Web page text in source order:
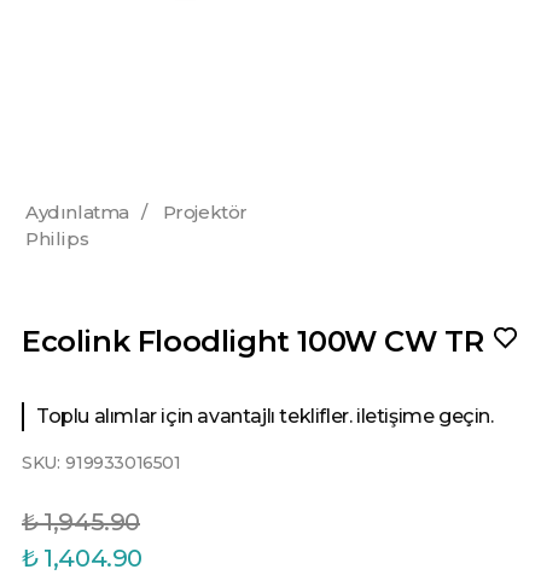
Aydınlatma /
Projektör
Philips
Ecolink Floodlight 100W CW TR
Toplu alımlar için avantajlı teklifler. iletişime geçin.
SKU: 919933016501
₺ 1,945.90
₺ 1,404.90